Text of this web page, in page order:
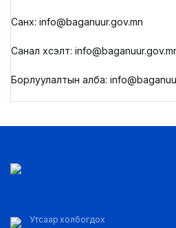
Санхүү: info@baganuur.gov.mn
Санал хүсэлт:
Борлуулалтын алба:
Утсаар холбогдох